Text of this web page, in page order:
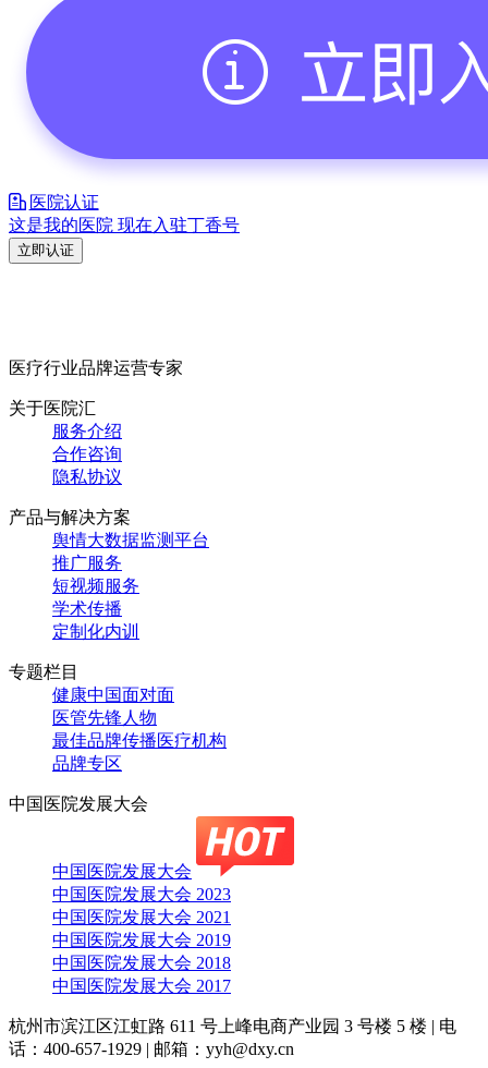
医院认证
这是我的医院 现在入驻丁香号
立即认证
医疗行业品牌运营专家
关于医院汇
服务介绍
合作咨询
隐私协议
产品与解决方案
舆情大数据监测平台
推广服务
短视频服务
学术传播
定制化内训
专题栏目
健康中国面对面
医管先锋人物
最佳品牌传播医疗机构
品牌专区
中国医院发展大会
中国医院发展大会
中国医院发展大会 2023
中国医院发展大会 2021
中国医院发展大会 2019
中国医院发展大会 2018
中国医院发展大会 2017
杭州市滨江区江虹路 611 号上峰电商产业园 3 号楼 5 楼 | 电
话：400-657-1929 | 邮箱：yyh@dxy.cn